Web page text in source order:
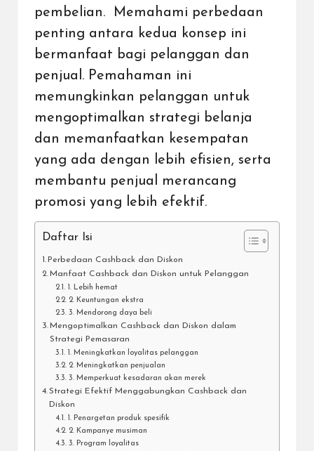
pembelian. Memahami perbedaan
penting antara kedua konsep ini
bermanfaat bagi pelanggan dan
penjual. Pemahaman ini
memungkinkan pelanggan untuk
mengoptimalkan strategi belanja
dan memanfaatkan kesempatan
yang ada dengan lebih efisien, serta
membantu penjual merancang
promosi yang lebih efektif.
Daftar Isi
Perbedaan Cashback dan Diskon
Manfaat Cashback dan Diskon untuk Pelanggan
1. Lebih hemat
2. Keuntungan ekstra
3. Mendorong daya beli
Mengoptimalkan Cashback dan Diskon dalam
Strategi Pemasaran
1. Meningkatkan loyalitas pelanggan
2. Meningkatkan penjualan
3. Memperkuat kesadaran akan merek
Strategi Efektif Menggabungkan Cashback dan
Diskon
1. Penargetan produk spesifik
2. Kampanye musiman
3. Program loyalitas